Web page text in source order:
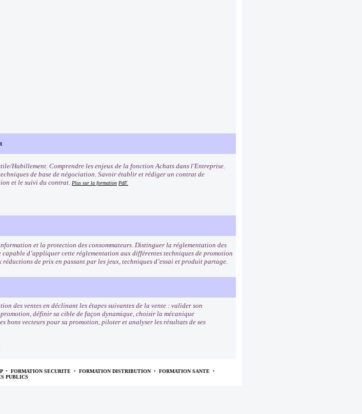
Habillement. Comprendre les enjeux de la fonction Achats dans l'Entreprise.
de base de négociation. Savoir établir et rédiger un contrat de
et le suivi du contrat. Plus sur la formation PdF.
et la protection des consommateurs. Distinguer la réglementation des
d’appliquer cette réglementation aux différentes techniques de promotion
réductions de prix en passant par les jeux, techniques d’essai et produit partage.
des ventes en déclinant les étapes suivantes de la vente : valider son
définir sa cible de façon dynamique, choisir la mécanique
bons vecteurs pour sa promotion, piloter et analyser les résultats de ses
• FORMATION SECURITE • FORMATION DISTRIBUTION • FORMATION SANTE •
PUBLICS